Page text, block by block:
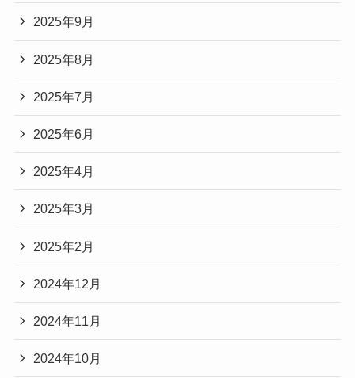
2025年9月
2025年8月
2025年7月
2025年6月
2025年4月
2025年3月
2025年2月
2024年12月
2024年11月
2024年10月